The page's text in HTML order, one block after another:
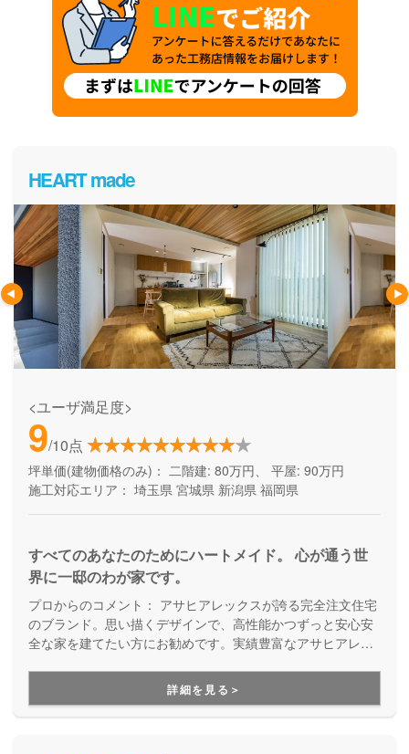
HEART made
<ユーザ満足度>
9/10点
坪単価(建物価格のみ)： 二階建: 80万円、 平屋: 90万円
施工対応エリア： 埼玉県 宮城県 新潟県 福岡県
すべてのあなたのためにハートメイド。 心が通う世
界に一邸のわが家です。
プロからのコメント： アサヒアレックスが誇る完全注文住宅
のブランド。思い描くデザインで、高性能かつずっと安心安
全な家を建てたい方にお勧めです。実績豊富なアサヒアレッ
トしてくれる、わがままな家づくりが叶います。
詳細を見る＞